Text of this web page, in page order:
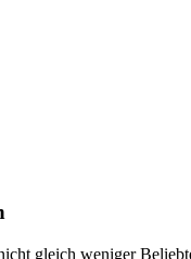
gleich weniger